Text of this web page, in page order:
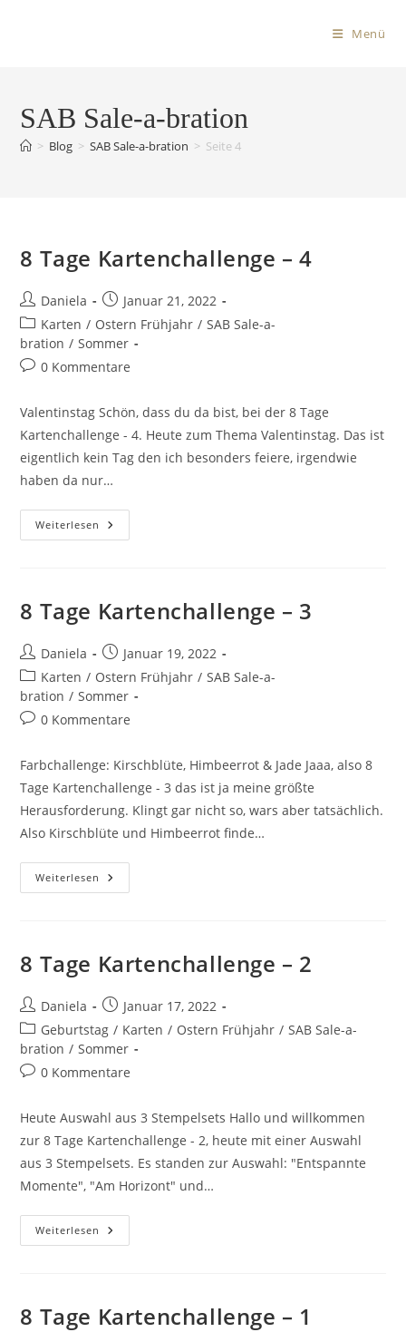
Menü
SAB Sale-a-bration
> Blog > SAB Sale-a-bration > Seite 4
8 Tage Kartenchallenge – 4
Daniela
Januar 21, 2022
Karten / Ostern Frühjahr / SAB Sale-a-
bration / Sommer
0 Kommentare
Valentinstag Schön, dass du da bist, bei der 8 Tage
Kartenchallenge - 4. Heute zum Thema Valentinstag. Das ist
eigentlich kein Tag den ich besonders feiere, irgendwie
haben da nur…
Weiterlesen
8 Tage Kartenchallenge – 3
Daniela
Januar 19, 2022
Karten / Ostern Frühjahr / SAB Sale-a-
bration / Sommer
0 Kommentare
Farbchallenge: Kirschblüte, Himbeerrot & Jade Jaaa, also 8
Tage Kartenchallenge - 3 das ist ja meine größte
Herausforderung. Klingt gar nicht so, wars aber tatsächlich.
Also Kirschblüte und Himbeerrot finde…
Weiterlesen
8 Tage Kartenchallenge – 2
Daniela
Januar 17, 2022
Geburtstag / Karten / Ostern Frühjahr / SAB Sale-a-
bration / Sommer
0 Kommentare
Heute Auswahl aus 3 Stempelsets Hallo und willkommen
zur 8 Tage Kartenchallenge - 2, heute mit einer Auswahl
aus 3 Stempelsets. Es standen zur Auswahl: "Entspannte
Momente", "Am Horizont" und…
Weiterlesen
8 Tage Kartenchallenge – 1